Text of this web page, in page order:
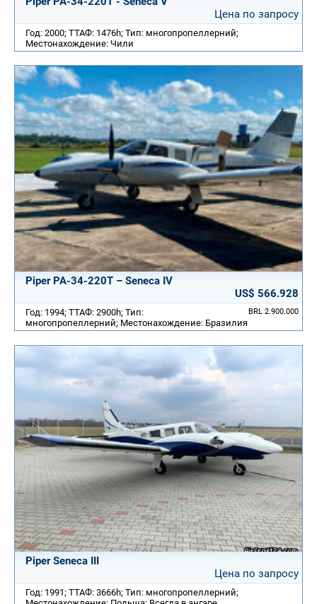
Цена по запросу
Год: 2000; ТТАФ: 1476h; Тип: многопропеллерний;
Местонахождение: Чили
Piper PA-34-220T – Seneca IV
US$ 566.928
BRL 2.900.000
Год: 1994; ТТАФ: 2900h; Тип:
многопропеллерний; Местонахождение: Бразилия
Piper Seneca III
Цена по запросу
Год: 1991; ТТАФ: 3666h; Тип: многопропеллерний;